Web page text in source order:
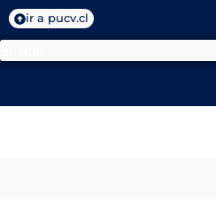
ir a pucv.cl